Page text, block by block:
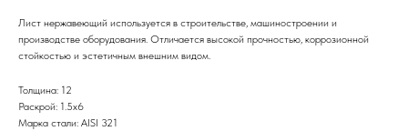
Лист нержавеющий используется в строительстве, машиностроении и
производстве оборудования. Отличается высокой прочностью, коррозионной
стойкостью и эстетичным внешним видом.
Толщина: 12
Раскрой: 1.5х6
Марка стали: AISI 321